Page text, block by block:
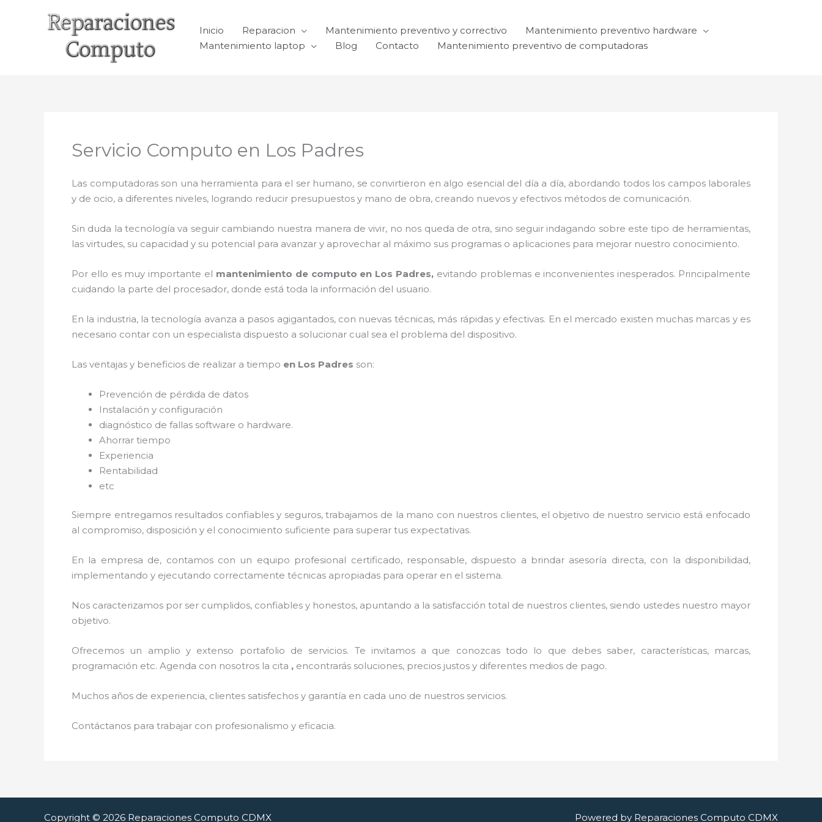
Inicio Reparacion Mantenimiento preventivo y correctivo
Mantenimiento preventivo hardware
Mantenimiento laptop
Blog Contacto Mantenimiento preventivo de computadoras
Servicio Computo en Los Padres
Las computadoras son una herramienta para el ser humano, se convirtieron en algo esencial del día a día, abordando todos los campos laborales
y de ocio, a diferentes niveles, logrando reducir presupuestos y mano de obra, creando nuevos y efectivos métodos de comunicación.
Sin duda la tecnología va seguir cambiando nuestra manera de vivir, no nos queda de otra, sino seguir indagando sobre este tipo de herramientas,
las virtudes, su capacidad y su potencial para avanzar y aprovechar al máximo sus programas o aplicaciones para mejorar nuestro conocimiento.
Por ello es muy importante el mantenimiento de computo en Los Padres, evitando problemas e inconvenientes inesperados. Principalmente
cuidando la parte del procesador, donde está toda la información del usuario.
En la industria, la tecnología avanza a pasos agigantados, con nuevas técnicas, más rápidas y efectivas. En el mercado existen muchas marcas y es
necesario contar con un especialista dispuesto a solucionar cual sea el problema del dispositivo.
Las ventajas y beneficios de realizar a tiempo en Los Padres son:
Prevención de pérdida de datos
Instalación y configuración
diagnóstico de fallas software o hardware.
Ahorrar tiempo
Experiencia
Rentabilidad
etc
Siempre entregamos resultados confiables y seguros, trabajamos de la mano con nuestros clientes, el objetivo de nuestro servicio está enfocado
al compromiso, disposición y el conocimiento suficiente para superar tus expectativas.
En la empresa de, contamos con un equipo profesional certificado, responsable, dispuesto a brindar asesoría directa, con la disponibilidad,
implementando y ejecutando correctamente técnicas apropiadas para operar en el sistema.
Nos caracterizamos por ser cumplidos, confiables y honestos, apuntando a la satisfacción total de nuestros clientes, siendo ustedes nuestro mayor
objetivo.
Ofrecemos un amplio y extenso portafolio de servicios. Te invitamos a que conozcas todo lo que debes saber, características, marcas,
programación etc. Agenda con nosotros la cita , encontrarás soluciones, precios justos y diferentes medios de pago.
Muchos años de experiencia, clientes satisfechos y garantía en cada uno de nuestros servicios.
Contáctanos para trabajar con profesionalismo y eficacia.
Copyright © 2026 Reparaciones Computo CDMX Powered by Reparaciones Computo CDMX